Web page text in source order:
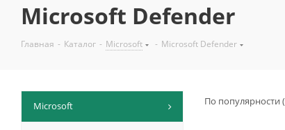
Microsoft Defender
Главная - Каталог - Microsoft - Microsoft Defender
По популярности
Microsoft